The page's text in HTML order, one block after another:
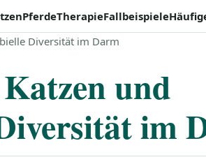
PferdeTherapieFallbeispiele
Diversität im Darm
und
im